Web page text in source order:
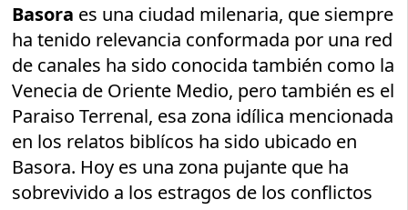
Basora es una ciudad milenaria, que siempre
ha tenido relevancia conformada por una red
de canales ha sido conocida también como la
Venecia de Oriente Medio, pero también es el
Paraiso Terrenal, esa zona idílica mencionada
en los relatos biblícos ha sido ubicado en
Basora. Hoy es una zona pujante que ha
sobrevivido a los estragos de los conflictos